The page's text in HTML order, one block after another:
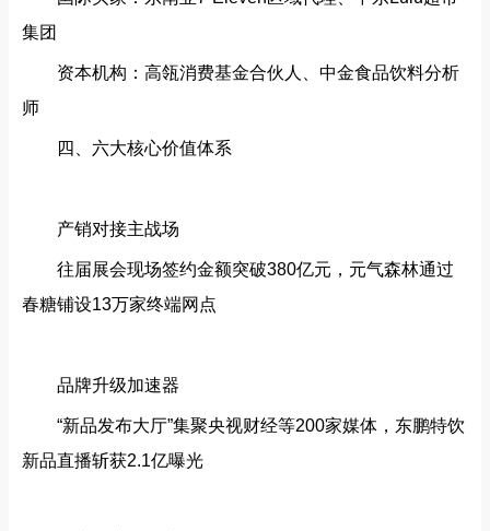
集团
资本机构‌：高瓴消费基金合伙人、中金食品饮料分析
师
四、六大核心价值体系‌
产销对接主战场‌
往届展会现场签约金额突破380亿元，元气森林通过
春糖铺设13万家终端网点
品牌升级加速器‌
“新品发布大厅”集聚央视财经等200家媒体，东鹏特饮
新品直播斩获2.1亿曝光